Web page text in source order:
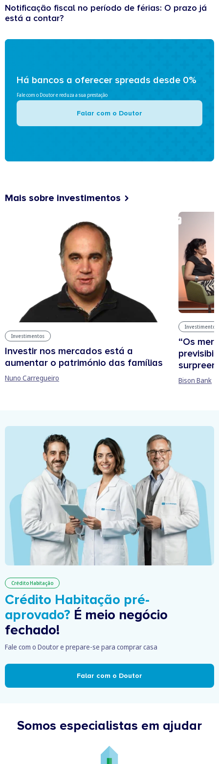
Notificação fiscal no período de férias: O prazo já
está a contar?
Há bancos a oferecer spreads desde 0%
Fale com o Doutor e reduza a sua prestação
Falar com o Doutor
Mais sobre investimentos
Investimentos
Investir nos mercados está a
aumentar o património das famílias
Nuno Carregueiro
Investimentos
“Os
Bison Bank
Crédito Habitação
Crédito Habitação pré-
aprovado? É meio negócio
fechado!
Fale com o Doutor e prepare-se para comprar casa
Falar com o Doutor
Somos especialistas em ajudar